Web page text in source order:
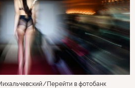
Перейти в фотобанк